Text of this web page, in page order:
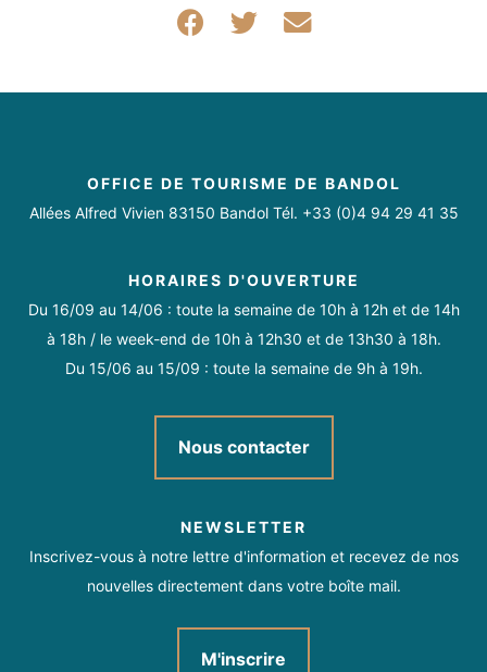
Partager sur Facebook
Partager sur Twitter
Partager par mail
OFFICE DE TOURISME DE BANDOL
Allées Alfred Vivien 83150 Bandol Tél. +33 (0)4 94 29 41 35
HORAIRES D'OUVERTURE
Du 16/09 au 14/06 : toute la semaine de 10h à 12h et de 14h
à 18h / le week-end de 10h à 12h30 et de 13h30 à 18h.
Du 15/06 au 15/09 : toute la semaine de 9h à 19h.
Nous contacter
NEWSLETTER
Inscrivez-vous à notre lettre d'information et recevez de nos
nouvelles directement dans votre boîte mail.
M'inscrire